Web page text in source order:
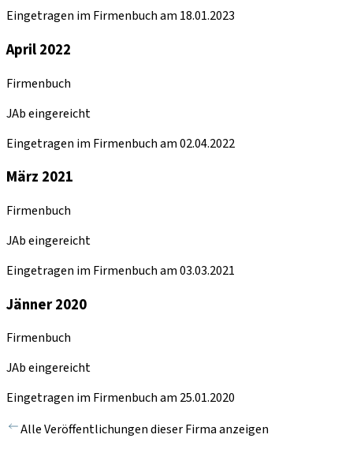
Eingetragen im Firmenbuch am 18.01.2023
April 2022
Firmenbuch
JAb eingereicht
Eingetragen im Firmenbuch am 02.04.2022
März 2021
Firmenbuch
JAb eingereicht
Eingetragen im Firmenbuch am 03.03.2021
Jänner 2020
Firmenbuch
JAb eingereicht
Eingetragen im Firmenbuch am 25.01.2020
Alle Veröffentlichungen dieser Firma anzeigen